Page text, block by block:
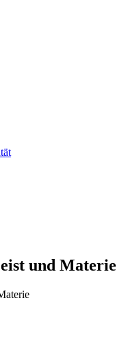
und Materie